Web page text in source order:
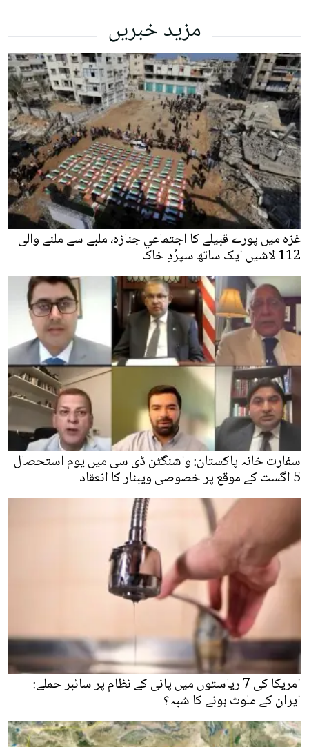
مزید خبریں
غزہ میں پورے قبیلے کا اجتماعي جنازہ، ملبے سے ملنے والی
112 لاشیں ایک ساتھ سپرُدِ خاک
سفارت خانہ پاکستان: واشنگٹن ڈی سی میں یوم استحصال
5 اگست کے موقع پر خصوصی ویبنار کا انعقاد
امریکا کی 7 ریاستوں میں پانی کے نظام پر سائبر حملے:
ایران کے ملوث ہونے کا شبہ؟